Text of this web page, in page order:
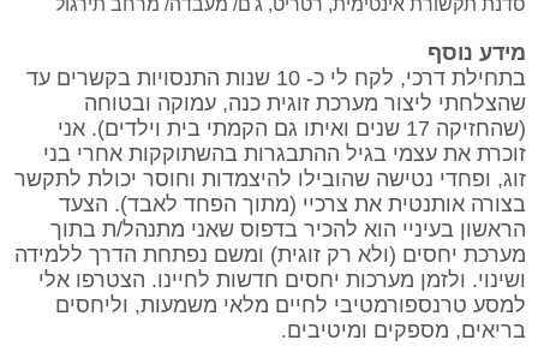
מידע נוסף
בתחילת דרכי, לקח לי כ- 10 שנות התנסויות בקשרים עד
שהצלחתי ליצור מערכת זוגית כנה, עמוקה ובטוחה
(שהחזיקה 17 שנים ואיתו גם הקמתי בית וילדים). אני
זוכרת את עצמי בגיל ההתבגרות בהשתוקקות אחרי בני
זוג, ופחדי נטישה שהובילו להיצמדות וחוסר יכולת לתקשר
בצורה אותנטית את צרכיי (מתוך הפחד לאבד). הצעד
הראשון בעיניי הוא להכיר בדפוס שאני מתנהל/ת בתוך
מערכת יחסים (ולא רק זוגית) ומשם נפתחת הדרך ללמידה
ושינוי. ולזמן מערכות יחסים חדשות לחיינו. הצטרפו אלי
למסע טרנספורמטיבי לחיים מלאי משמעות, וליחסים
בריאים, מספקים ומיטיבים.